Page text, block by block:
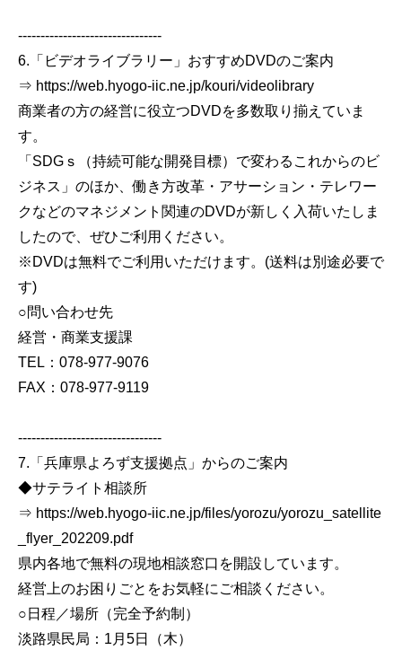
--------------------------------
6.「ビデオライブラリー」おすすめDVDのご案内
⇒ https://web.hyogo-iic.ne.jp/kouri/videolibrary
商業者の方の経営に役立つDVDを多数取り揃えていま
す。
「SDGｓ（持続可能な開発目標）で変わるこれからのビ
ジネス」のほか、働き方改革・アサーション・テレワー
クなどのマネジメント関連のDVDが新しく入荷いたしま
したので、ぜひご利用ください。
※DVDは無料でご利用いただけます。(送料は別途必要で
す)
○問い合わせ先
経営・商業支援課
TEL：078-977-9076
FAX：078-977-9119
--------------------------------
7.「兵庫県よろず支援拠点」からのご案内
◆サテライト相談所
⇒ https://web.hyogo-iic.ne.jp/files/yorozu/yorozu_satellite
_flyer_202209.pdf
県内各地で無料の現地相談窓口を開設しています。
経営上のお困りごとをお気軽にご相談ください。
○日程／場所（完全予約制）
淡路県民局：1月5日（木）